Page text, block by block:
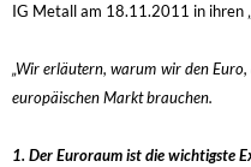
IG Metall am 18.11.2011 in ihren
„Wir erläutern, warum wir den Euro,
europäischen Markt brauchen.
1. Der Euroraum ist die wichtigste